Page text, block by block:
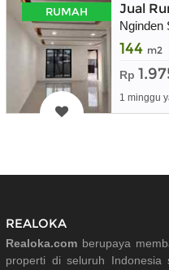
RUMAH Jual
Nginden
144 m2
Rp
1 minggu
REALOKA
Realoka.com berupaya
properti di seluruh Indonesia